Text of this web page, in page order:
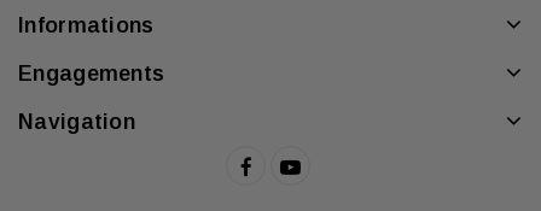
Informations
Engagements
Navigation